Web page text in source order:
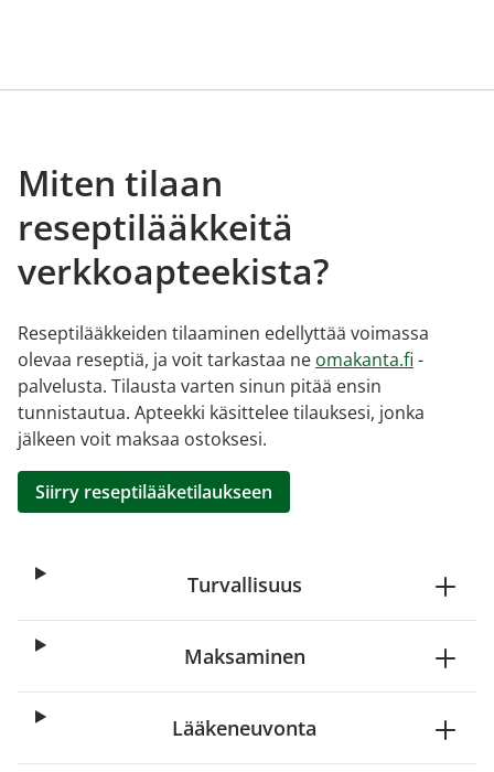
Miten tilaan
reseptilääkkeitä
verkkoapteekista?
Reseptilääkkeiden tilaaminen edellyttää voimassa
olevaa reseptiä, ja voit tarkastaa ne omakanta.fi -
palvelusta. Tilausta varten sinun pitää ensin
tunnistautua. Apteekki käsittelee tilauksesi, jonka
jälkeen voit maksaa ostoksesi.
Siirry reseptilääketilaukseen
Turvallisuus
Maksaminen
Lääkeneuvonta